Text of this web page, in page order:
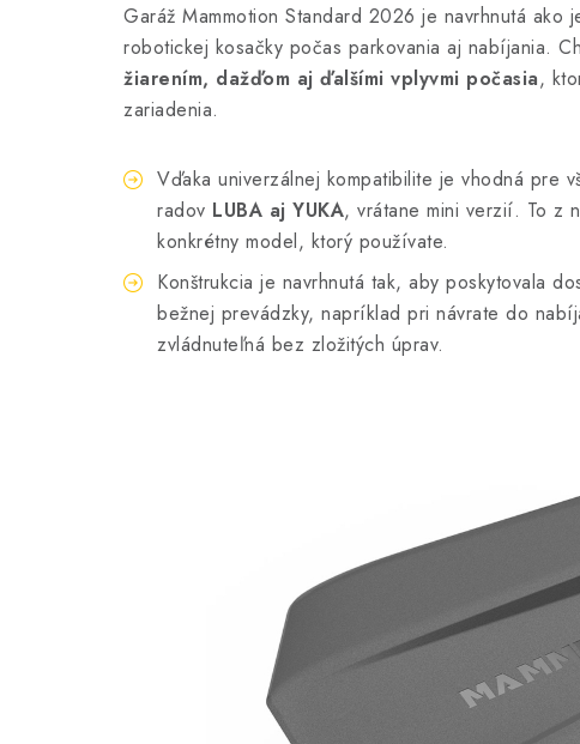
Robotická kosačka Mammotion LUBA 3
Autorizovaný predajca Mammotion
Garáž Mammotion Standard 2026 je navrhnutá
robotickej kosačky počas parkovania aj nabíjania.
žiarením, dažďom aj ďalšími vplyvmi počasia,
zariadenia.
Vďaka univerzálnej kompatibilite je vhodná pre
radov LUBA aj YUKA, vrátane mini verzií. To z
konkrétny model, ktorý používate.
Konštrukcia je navrhnutá tak, aby poskytovala
bežnej prevádzky, napríklad pri návrate do
zvládnuteľná bez zložitých úprav.